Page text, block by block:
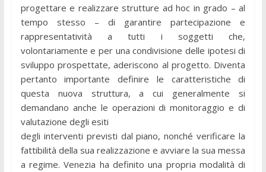
progettare e realizzare strutture ad hoc in grado – al
tempo stesso – di garantire partecipazione e
rappresentatività a tutti i soggetti che,
volontariamente e per una condivisione delle ipotesi di
sviluppo prospettate, aderiscono al progetto. Diventa
pertanto importante definire le caratteristiche di
questa nuova struttura, a cui generalmente si
demandano anche le operazioni di monitoraggio e di
valutazione degli esiti
degli interventi previsti dal piano, nonché verificare la
fattibilità della sua realizzazione e avviare la sua messa
a regime. Venezia ha definito una propria modalità di